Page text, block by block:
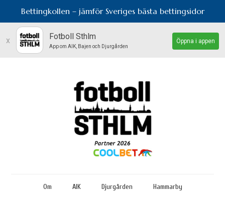
Bettingkollen – jämför Sveriges bästa bettingsidor
x Fotboll Sthlm
App om AIK, Bajen och Djurgården
Öppna i appen
Om AIK Djurgården Hammarby